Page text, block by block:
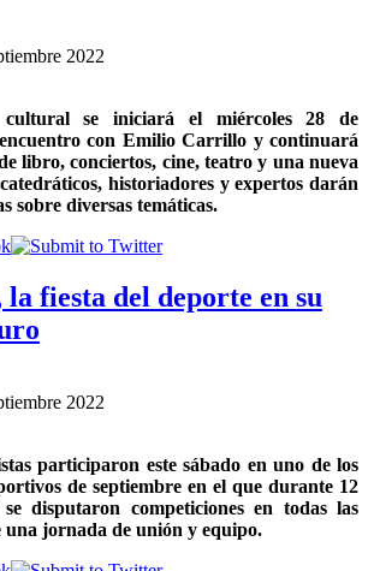
2022
se iniciará el miércoles 28 de
con Emilio Carrillo y continuará
libro, conciertos, cine, teatro y una nueva
historiadores y expertos darán
sobre diversas temáticas.
la fiesta del deporte en su
2022
participaron este sábado en uno de los
de septiembre en el que durante 12
se disputaron competiciones en todas las
una jornada de unión y equipo.